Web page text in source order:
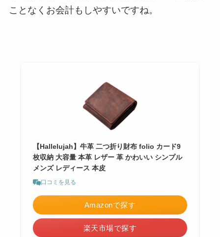
ことなくお会計もしやすいですね。
【Hallelujah】牛革 二つ折り財布 folio カード9
枚収納 大容量 本革 レザー 革 かわいい シンプル
メンズ レディース 本皮
口コミを見る
Amazonで探す
楽天市場で探す